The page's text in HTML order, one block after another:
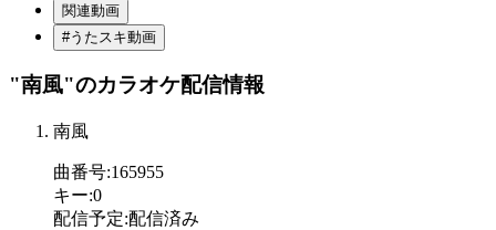
関連動画
#うたスキ動画
"南風"のカラオケ配信情報
南風
曲番号:165955
キー:0
配信予定:配信済み